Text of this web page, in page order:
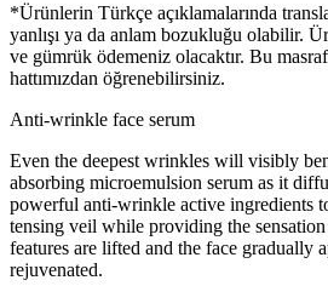
*Ürünlerin Türkçe açıklamalarında
yanlışı ya da anlam bozukluğu olabilir.
ve gümrük ödemeniz olacaktır. Bu
hattımızdan öğrenebilirsiniz.
Anti-wrinkle face serum
Even the deepest wrinkles will visibly
absorbing microemulsion serum as it
powerful anti-wrinkle active ingredients
tensing veil while providing the
features are lifted and the face gradually
rejuvenated.